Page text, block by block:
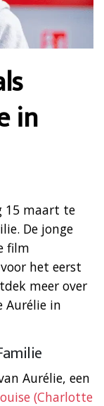
in
15 maart te
De jonge
film
het eerst
meer over
Aurélie in
Aurélie, een
(Charlotte